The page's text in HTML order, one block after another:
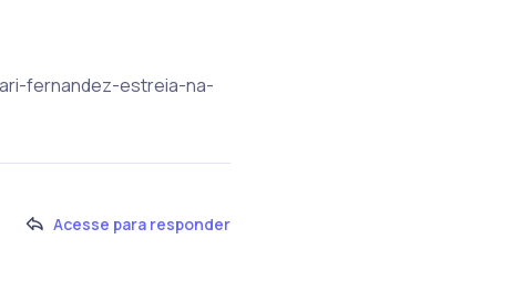
fernandez-estreia-na-
Acesse para responder